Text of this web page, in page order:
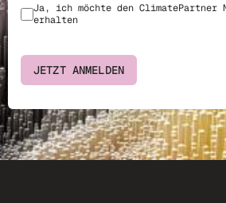
Ja, ich möchte den ClimatePartner
erhalten
JETZT ANMELDEN